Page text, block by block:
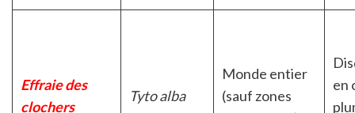
Effraie des
clochers
Tyto alba
Monde entier
(sauf zones
en